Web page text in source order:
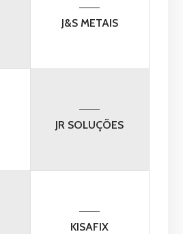
J&S METAIS
JR SOLUÇÕES
KISAFIX